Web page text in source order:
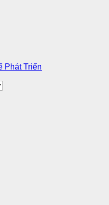
Phát Triển